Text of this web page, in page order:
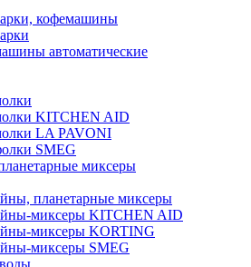
кофемашины
автоматические
KITCHEN AID
LA PAVONI
SMEG
миксеры
планетарные миксеры
миксеры KITCHEN AID
миксеры KORTING
миксеры SMEG